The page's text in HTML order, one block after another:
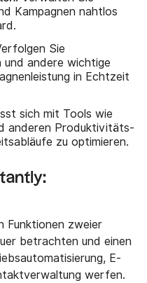
Kampagnen nahtlos
Sie
andere wichtige
in Echtzeit
sich mit Tools wie
anderen Produktivitäts-
zu optimieren.
Funktionen zweier
betrachten und einen
E-
werfen.